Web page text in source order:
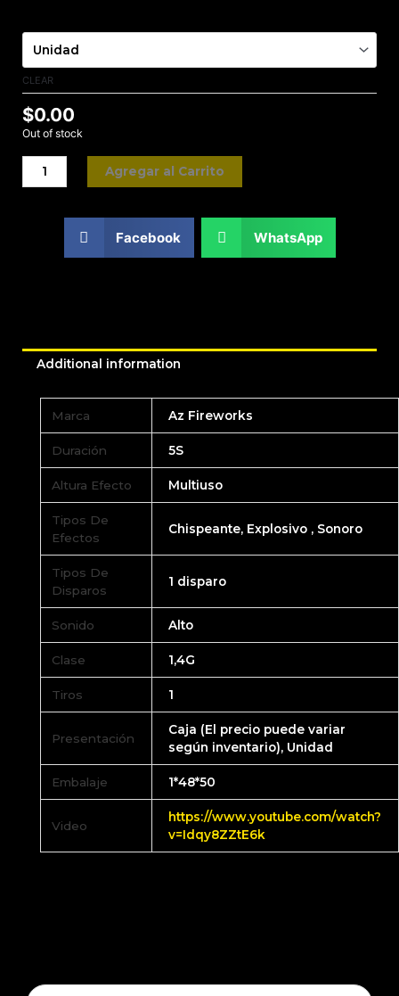
CLEAR
$0.00
Out of stock
Agregar al Carrito
Facebook WhatsApp
Additional information
Marca Az Fireworks
Duración 5S
Altura Efecto Multiuso
Tipos De
Efectos
Chispeante, Explosivo , Sonoro
Tipos De
Disparos
1 disparo
Sonido Alto
Clase 1,4G
Tiros 1
Presentación
Caja (El precio puede variar
según inventario), Unidad
Embalaje 1*48*50
Video
https://www.youtube.com/watch?
v=Idqy8ZZtE6k